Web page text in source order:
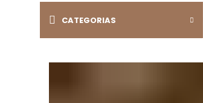
CATEGORIAS